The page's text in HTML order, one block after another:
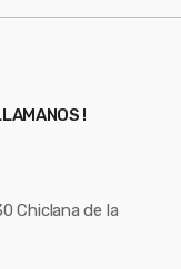
!
Chiclana de la